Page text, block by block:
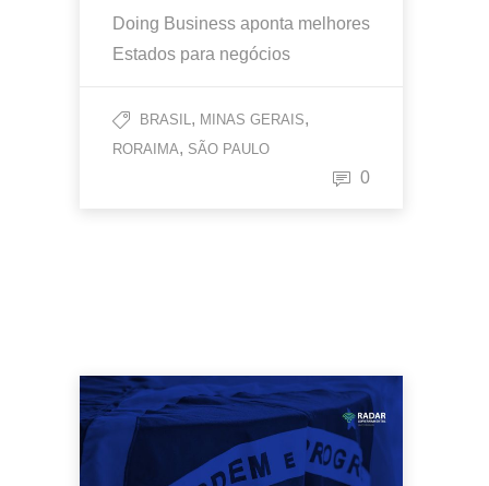
Doing Business aponta melhores
Estados para negócios
BRASIL, MINAS GERAIS,
RORAIMA, SÃO PAULO
0